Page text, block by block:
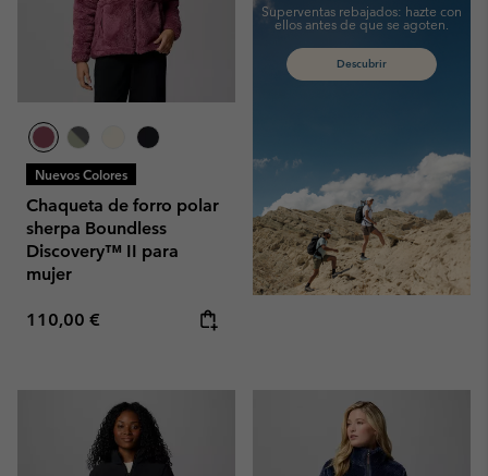
Nuevos Colores
Chaqueta de forro polar
sherpa Boundless
Discovery™ II para
mujer
Regular price:
110,00 €
Superventas rebajados: hazte con
ellos antes de que se agoten.
Descubrir